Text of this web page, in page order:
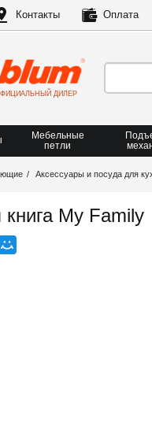
Контакты Оплата
ДИЛЕР
Мебельные
петли
Аксессуары и посуда для
My Family